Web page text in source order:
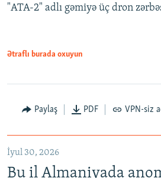
"ATA-2" adlı gəmiyə üç dron
Ətraflı burada oxuyun
Paylaş PDF VPN-siz
İyul 30, 2026
Bu il Almaniyada